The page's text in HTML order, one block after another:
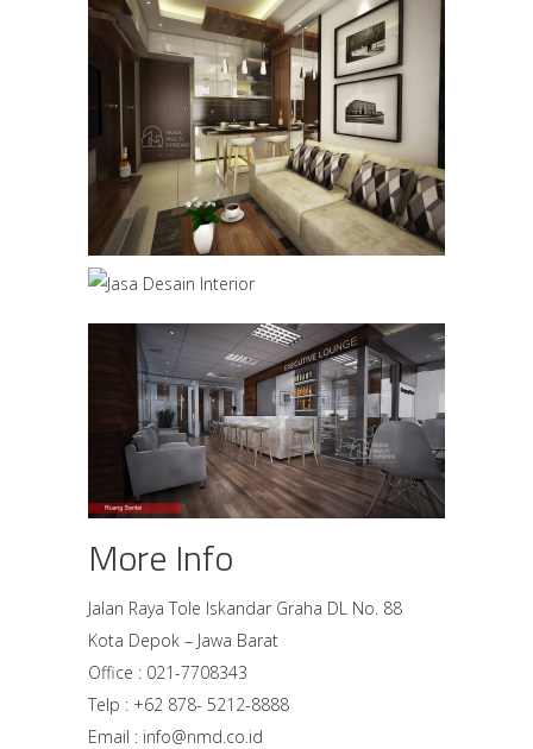
More Info
Jalan Raya Tole Iskandar Graha DL No. 88
Kota Depok – Jawa Barat
Office : 021-7708343
Telp : +62 878- 5212-8888
Email : info@nmd.co.id